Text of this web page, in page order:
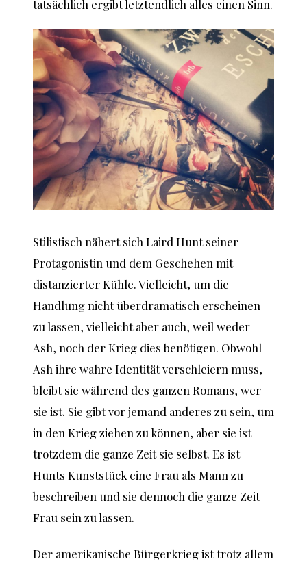
tatsächlich ergibt letztendlich alles einen Sinn.
Stilistisch nähert sich Laird Hunt seiner
Protagonistin und dem Geschehen mit
distanzierter Kühle. Vielleicht, um die
Handlung nicht überdramatisch erscheinen
zu lassen, vielleicht aber auch, weil weder
Ash, noch der Krieg dies benötigen. Obwohl
Ash ihre wahre Identität verschleiern muss,
bleibt sie während des ganzen Romans, wer
sie ist. Sie gibt vor jemand anderes zu sein, um
in den Krieg ziehen zu können, aber sie ist
trotzdem die ganze Zeit sie selbst. Es ist
Hunts Kunststück eine Frau als Mann zu
beschreiben und sie dennoch die ganze Zeit
Frau sein zu lassen.
Der amerikanische Bürgerkrieg ist trotz allem